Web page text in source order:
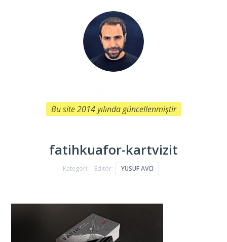
Bu site 2014 yılında güncellenmiştir
fatihkuafor-kartvizit
Kategori: Editör: YUSUF AVCI